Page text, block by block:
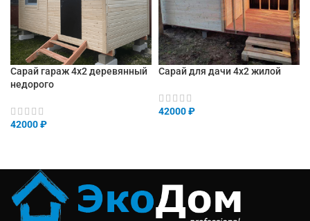
Сарай гараж 4х2 деревянный
недорого
42000₽
Сарай для дачи 4х2 жилой
42000₽